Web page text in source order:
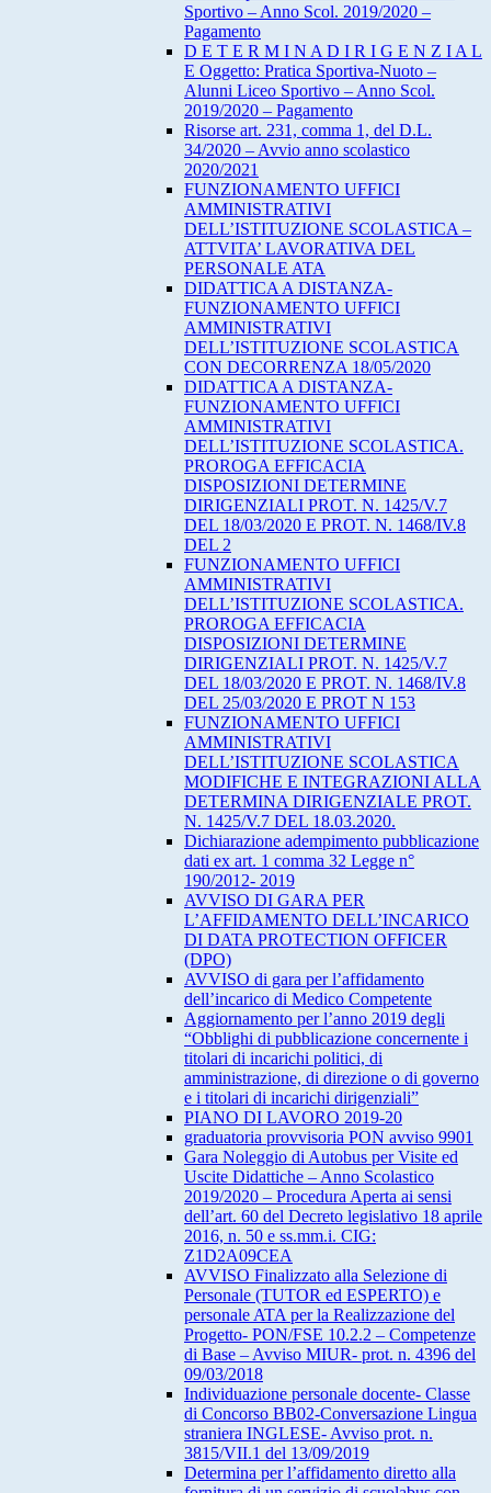
Sportivo – Anno Scol. 2019/2020 –
Pagamento
D E T E R M I N A D I R I G E N Z I A L
E Oggetto: Pratica Sportiva-Nuoto –
Alunni Liceo Sportivo – Anno Scol.
2019/2020 – Pagamento
Risorse art. 231, comma 1, del D.L.
34/2020 – Avvio anno scolastico
2020/2021
FUNZIONAMENTO UFFICI
AMMINISTRATIVI
DELL’ISTITUZIONE SCOLASTICA –
ATTVITA’ LAVORATIVA DEL
PERSONALE ATA
DIDATTICA A DISTANZA-
FUNZIONAMENTO UFFICI
AMMINISTRATIVI
DELL’ISTITUZIONE SCOLASTICA
CON DECORRENZA 18/05/2020
DIDATTICA A DISTANZA-
FUNZIONAMENTO UFFICI
AMMINISTRATIVI
DELL’ISTITUZIONE SCOLASTICA.
PROROGA EFFICACIA
DISPOSIZIONI DETERMINE
DIRIGENZIALI PROT. N. 1425/V.7
DEL 18/03/2020 E PROT. N. 1468/IV.8
DEL 2
FUNZIONAMENTO UFFICI
AMMINISTRATIVI
DELL’ISTITUZIONE SCOLASTICA.
PROROGA EFFICACIA
DISPOSIZIONI DETERMINE
DIRIGENZIALI PROT. N. 1425/V.7
DEL 18/03/2020 E PROT. N. 1468/IV.8
DEL 25/03/2020 E PROT N 153
FUNZIONAMENTO UFFICI
AMMINISTRATIVI
DELL’ISTITUZIONE SCOLASTICA
MODIFICHE E INTEGRAZIONI ALLA
DETERMINA DIRIGENZIALE PROT.
N. 1425/V.7 DEL 18.03.2020.
Dichiarazione adempimento pubblicazione
dati ex art. 1 comma 32 Legge n°
190/2012- 2019
AVVISO DI GARA PER
L’AFFIDAMENTO DELL’INCARICO
DI DATA PROTECTION OFFICER
(DPO)
AVVISO di gara per l’affidamento
dell’incarico di Medico Competente
Aggiornamento per l’anno 2019 degli
“Obblighi di pubblicazione concernente i
titolari di incarichi politici, di
amministrazione, di direzione o di governo
e i titolari di incarichi dirigenziali”
PIANO DI LAVORO 2019-20
graduatoria provvisoria PON avviso 9901
Gara Noleggio di Autobus per Visite ed
Uscite Didattiche – Anno Scolastico
2019/2020 – Procedura Aperta ai sensi
dell’art. 60 del Decreto legislativo 18 aprile
2016, n. 50 e ss.mm.i. CIG:
Z1D2A09CEA
AVVISO Finalizzato alla Selezione di
Personale (TUTOR ed ESPERTO) e
personale ATA per la Realizzazione del
Progetto- PON/FSE 10.2.2 – Competenze
di Base – Avviso MIUR- prot. n. 4396 del
09/03/2018
Individuazione personale docente- Classe
di Concorso BB02-Conversazione Lingua
straniera INGLESE- Avviso prot. n.
3815/VII.1 del 13/09/2019
Determina per l’affidamento diretto alla